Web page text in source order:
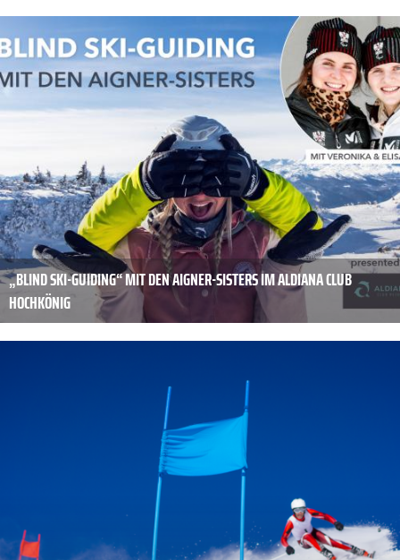
„BLIND SKI-GUIDING“ MIT DEN AIGNER-SISTERS IM ALDIANA CLUB
HOCHKÖNIG